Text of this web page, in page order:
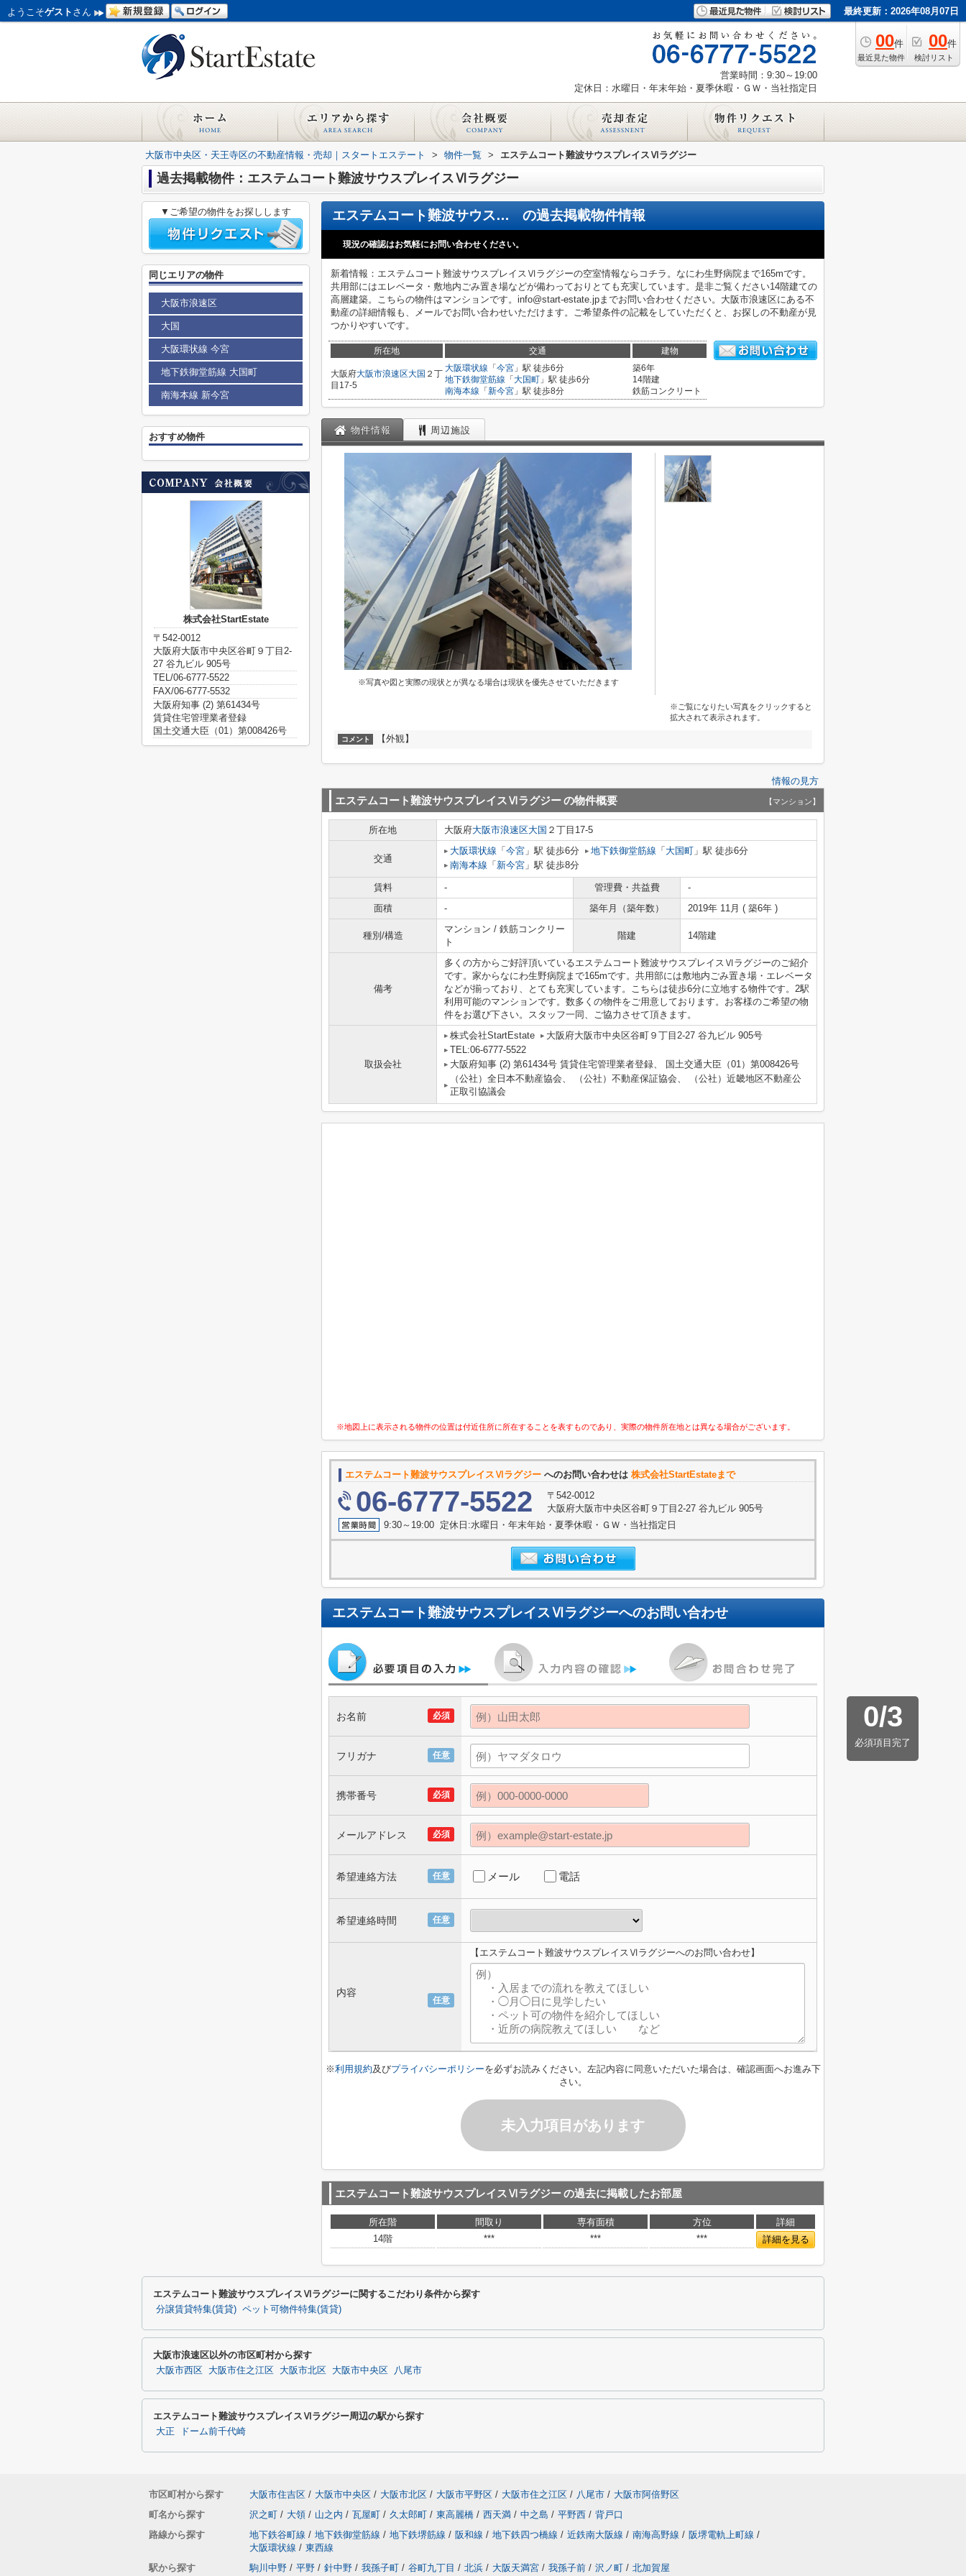
ようこそゲスト さん 最終更新：2026年08月07日
00件
最近見た物件
00件
検討リスト
営業時間：9:30～19:00
定休日：水曜日・年末年始・夏季休暇・ＧＷ・当社指定日
大阪市中央区・天王寺区の不動産情報・売却｜スタートエステート > 物件一覧 > エステムコート難波サウスプレイスⅥラグジー
過去掲載物件：エステムコート難波サウスプレイスⅥラグジー
エステムコート難波サウスプレイスⅥラグジー の過去掲載物件情報
現況の確認はお気軽にお問い合わせください。
新着情報：エステムコート難波サウスプレイスⅥラグジーの空室情報ならコチラ。なにわ生野病院まで165mです。
共用部にはエレベータ・敷地内ごみ置き場などが備わっておりとても充実しています。是非ご覧ください14階建ての
高層建築。こちらの物件はマンションです。info@start-estate.jpまでお問い合わせください。大阪市浪速区にある不
動産の詳細情報も、メールでお問い合わせいただけます。ご希望条件の記載をしていただくと、お探しの不動産が見
つかりやすいです。
所在地 交通 建物
大阪府大阪市浪速区大国 ２丁
目17-5
大阪環状線 「 今宮 」駅 徒歩6分
地下鉄御堂筋線 「 大国町 」駅 徒歩6分
南海本線 「 新今宮 」駅 徒歩8分
築6年
14階建
鉄筋コンクリート
物件情報 周辺施設
※写真や図と実際の現状とが異なる場合は現状を優先させていただきます
※ご覧になりたい写真をクリックすると
拡大されて表示されます。
コメント 【外観】
情報の見方
エステムコート難波サウスプレイスⅥラグジーの物件概要 【マンション】
所在地 大阪府大阪市浪速区大国 ２丁目17-5
交通
大阪環状線 「 今宮 」駅 徒歩6分 地下鉄御堂筋線 「 大国町 」駅 徒歩6分
南海本線 「 新今宮 」駅 徒歩8分
賃料 - 管理費・共益費
-
面積
- 築年月（築年数） 2019年 11月 ( 築6年 )
種別/構造
マンション / 鉄筋コンクリー
ト
階建 14階建
備考
多くの方からご好評頂いているエステムコート難波サウスプレイスⅥラグジーのご紹介
です。家からなにわ生野病院まで165mです。共用部には敷地内ごみ置き場・エレベータ
などが揃っており、とても充実しています。こちらは徒歩6分に立地する物件です。2駅
利用可能のマンションです。数多くの物件をご用意しております。お客様のご希望の物
件をお選び下さい。スタッフ一同、ご協力させて頂きます。
取扱会社
株式会社StartEstate
大阪府大阪市中央区谷町９丁目2-27 谷九ビル 905号
TEL:06-6777-5522
大阪府知事 (2) 第61434号 賃貸住宅管理業者登録、 国土交通大臣（01）第008426号
（公社）全日本不動産協会、 （公社）不動産保証協会、 （公社）近畿地区不動産公
正取引協議会
※地図上に表示される物件の位置は付近住所に所在することを表すものであり、実際の物件所在地とは異なる場合がございます。
エステムコート難波サウスプレイスⅥラグジー へのお問い合わせは 株式会社StartEstateまで
06-6777-5522
〒542-0012
大阪府大阪市中央区谷町９丁目2-27 谷九ビル 905号
9:30～19:00 定休日:水曜日・年末年始・夏季休暇・ＧＷ・当社指定日
エステムコート難波サウスプレイスⅥラグジーへのお問い合わせ
0/3
必須項目完了
必須
お名前
任意
フリガナ
必須
携帯番号
必須
メールアドレス
任意
希望連絡方法 メール 電話
任意
希望連絡時間
任意
内容
【エステムコート難波サウスプレイスⅥラグジーへのお問い合わせ】
※利用規約及びプライバシーポリシーを必ずお読みください。左記内容に同意いただいた場合は、確認画面へお進み下
さい。
未入力項目があります
エステムコート難波サウスプレイスⅥラグジーの過去に掲載したお部屋
所在階 間取り 専有面積 方位
詳細
14階
*** *** *** 詳細を見る
▼ご希望の物件をお探しします
同じエリアの物件
大阪市浪速区
大国
大阪環状線 今宮
地下鉄御堂筋線 大国町
南海本線 新今宮
おすすめ物件
株式会社StartEstate
〒542-0012
大阪府大阪市中央区谷町９丁目2-
27 谷九ビル 905号
TEL/06-6777-5522
FAX/06-6777-5532
大阪府知事 (2) 第61434号
賃貸住宅管理業者登録
国土交通大臣（01）第008426号
エステムコート難波サウスプレイスⅥラグジーに関するこだわり条件から探す
分譲賃貸特集(賃貸) ペット可物件特集(賃貸)
大阪市浪速区以外の市区町村から探す
大阪市西区 大阪市住之江区 大阪市北区 大阪市中央区 八尾市
エステムコート難波サウスプレイスⅥラグジー周辺の駅から探す
大正 ドーム前千代崎
市区町村から探す 大阪市住吉区 / 大阪市中央区 / 大阪市北区 / 大阪市平野区 / 大阪市住之江区 / 八尾市 / 大阪市阿倍野区
町名から探す
沢之町 / 大領 / 山之内 / 瓦屋町 / 久太郎町 / 東高麗橋 / 西天満 / 中之島 / 平野西 / 背戸口
路線から探す
地下鉄谷町線 / 地下鉄御堂筋線 / 地下鉄堺筋線 / 阪和線 / 地下鉄四つ橋線 / 近鉄南大阪線 / 南海高野線 / 阪堺電軌上町線 /
大阪環状線 / 東西線
駅から探す
駒川中野 / 平野 / 針中野 / 我孫子町 / 谷町九丁目 / 北浜 / 大阪天満宮 / 我孫子前 / 沢ノ町 / 北加賀屋